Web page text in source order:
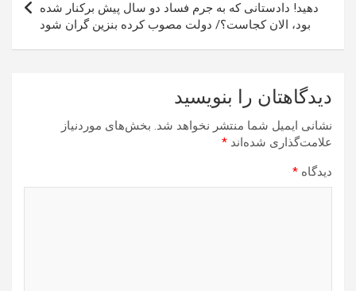
دهید! دادستانی که به جرم فساد دو سال پیش برکنار شده
بود، الان کجاست؟/ دولت مصوب کرده بنزین گران شود
دیدگاهتان را بنویسید
نشانی ایمیل شما منتشر نخواهد شد. بخش‌های موردنیاز
علامت‌گذاری شده‌اند *
دیدگاه *